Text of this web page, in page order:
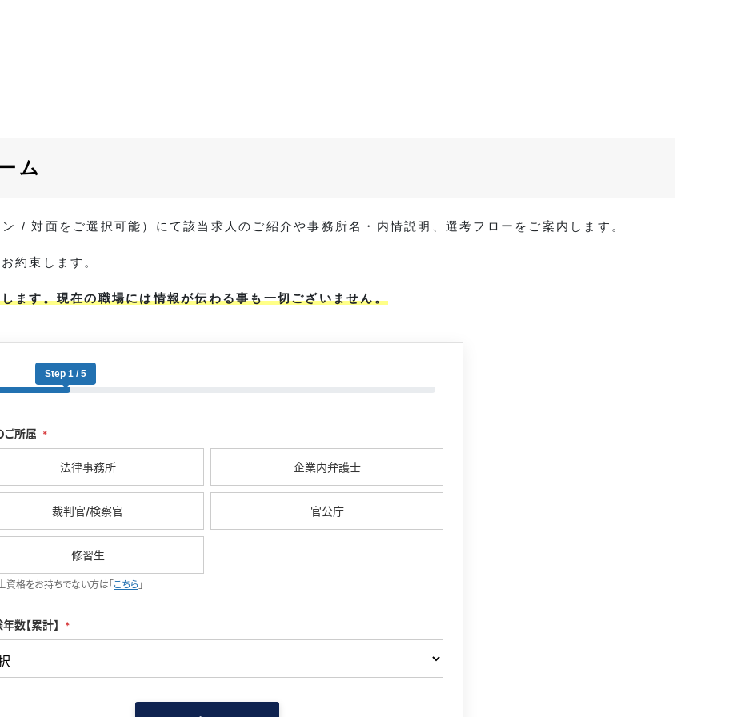
ム
/ 対面をご選択可能）にて該当求人のご紹介や事務所名・内情説明、選考フローをご案内します。
約束します。
ます。現在の職場には情報が伝わる事も一切ございません。
Step 1 / 5
ご所属 *
法律事務所 企業内弁護士
裁判官/検察官 官公庁
修習生
資格をお持ちでない方は「こちら 」
数【累計】 *